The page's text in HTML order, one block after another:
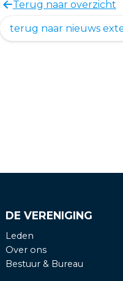
Terug naar overzicht
terug naar nieuws
DE VERENIGING
Leden
Over ons
Bestuur & Bureau